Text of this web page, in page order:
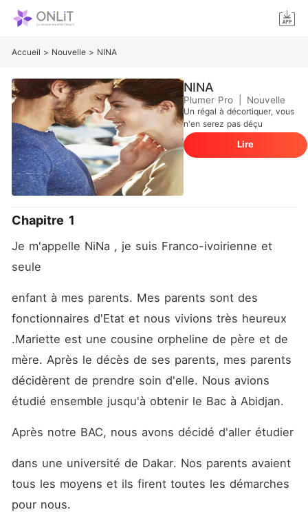
Accueil > Nouvelle > NINA
NINA
Plumer Pro Nouvelle
Un régal à décortiquer, vous
n'en serez pas déçu
Lire
Chapitre 1
Je m'appelle NiNa , je suis Franco-ivoirienne et
seule
enfant à mes parents. Mes parents sont des
fonctionnaires d'Etat et nous vivions très heureux
.Mariette est une cousine orpheline de père et de
mère. Après le décès de ses parents, mes parents
décidèrent de prendre soin d'elle. Nous avions
étudié ensemble jusqu'à obtenir le Bac à Abidjan.
Après notre BAC, nous avons décidé d'aller étudier
dans une université de Dakar. Nos parents avaient
tous les moyens et ils firent toutes les démarches
pour nous.